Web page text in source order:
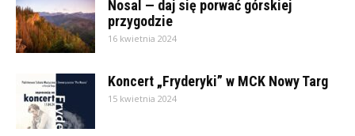
Nosal — daj się porwać górskiej
przygodzie
16 kwietnia 2024
Koncert „Fryderyki” w MCK Nowy Targ
15 kwietnia 2024